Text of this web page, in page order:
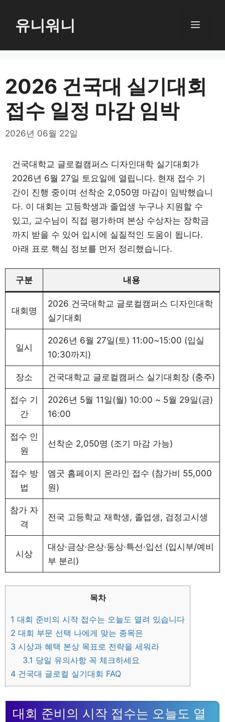
로
너
뛰
기
유니워니 메
2026 건국대 실기대회
접수 일정 마감 임박
2026년 06월 22일
건국대학교 글로컬캠퍼스 디자인대학 실기대회가
2026년 6월 27일 토요일에 열립니다. 현재 접수 기
간이 진행 중이며 선착순 2,050명 마감이 임박했습니
다. 이 대회는 고등학생과 졸업생 누구나 지원할 수
있고, 교수님이 직접 평가하며 본상 수상자는 장학금
까지 받을 수 있어 입시에 실질적인 도움이 됩니다.
아래 표로 핵심 정보를 먼저 정리했습니다.
구분 내용
대회명
2026 건국대학교 글로컬캠퍼스 디자인대학
실기대회
일시
2026년 6월 27일(토) 11:00~15:00 (입실
10:30까지)
장소 건국대학교 글로컬캠퍼스 실기대회장 (충주)
접수 기
간
2026년 5월 11일(월) 10:00 ~ 5월 29일(금)
16:00
접수 인
원
선착순 2,050명 (조기 마감 가능)
접수 방
법
엠굿 홈페이지 온라인 접수 (참가비 55,000
원)
참가 자
격
전국 고등학교 재학생, 졸업생, 검정고시생
시상
대상·금상·은상·동상·특선·입선 (입시부/예비
부 분리)
목차
1 대회 준비의 시작 접수는 오늘도 열려 있습니다
2 대회 부문 선택 나에게 맞는 종목은
3 시상과 혜택 본상 목표로 전략을 세워라
3.1 당일 유의사항 꼭 체크하세요
4 건국대 글로컬 실기대회 FAQ
대회 준비의 시작 접수는 오늘도 열